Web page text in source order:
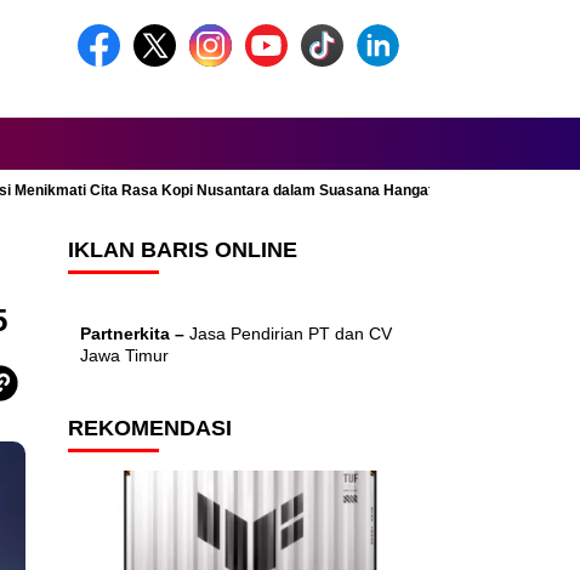
Menikmati Cita Rasa Kopi Nusantara dalam Suasana Hangat dan Nyaman
IKLAN BARIS ONLINE
Partnerkita – Jasa Pendirian PT dan CV
Jawa Timur
REKOMENDASI